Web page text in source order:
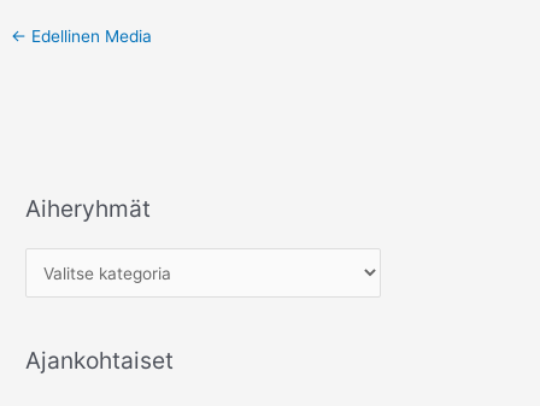
← Edellinen Media
Aiheryhmät
A
e
y
Ajankohtaiset